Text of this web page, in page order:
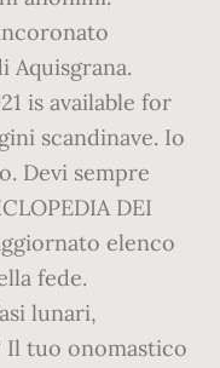
Aquisgrana.
is available for
scandinave. Io
Devi sempre
DEI
elenco
fede.
lunari,
Il tuo onomastico